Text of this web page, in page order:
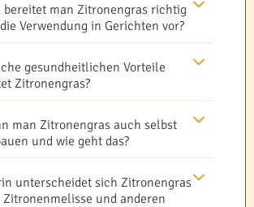
bereitet man Zitronengras richtig
Verwendung in Gerichten vor?
gesundheitlichen Vorteile
Zitronengras?
man Zitronengras auch selbst
und wie geht das?
unterscheidet sich Zitronengras
Zitronenmelisse und anderen